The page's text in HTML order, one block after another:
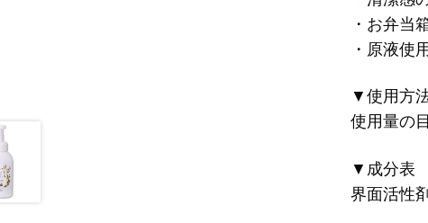
・お弁当
・原液使
▼使用方
使用量の
▼成分表
界面活性